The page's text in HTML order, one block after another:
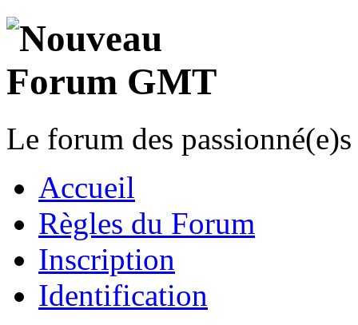
Le forum des
Accueil
Règles du Forum
Inscription
Identification